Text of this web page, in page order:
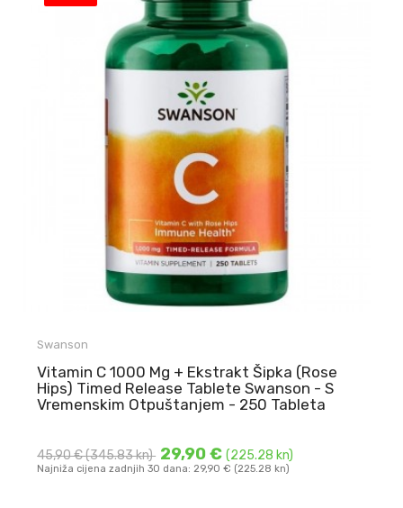
Swanson
Vitamin C 1000 Mg + Ekstrakt Šipka (Rose
Hips) Timed Release Tablete Swanson - S
Vremenskim Otpuštanjem - 250 Tableta
45,90 €(345.83 kn) 29,90 €(225.28 kn)
Najniža cijena zadnjih 30 dana: 29,90 € (225.28 kn)